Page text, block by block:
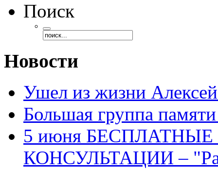
Поиск
Новости
Ушел из жизни
Большая группа
5 июня
КОНСУЛЬТАЦИИ –